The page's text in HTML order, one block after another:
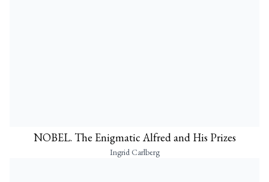
NOBEL. The Enigmatic Alfred and His Prizes
Ingrid Carlberg